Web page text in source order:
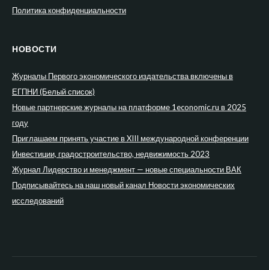
Политика конфиденциальности
НОВОСТИ
Журналы Первого экономического издательства включены в
ЕГПНИ (Белый список)
Новые партнерские журналы на платформе 1economic.ru в 2025
году
Приглашаем принять участие в XIII международной конференции
Инвестиции, градостроительство, недвижимость 2023
Журнал Лидерство и менеджмент — новые специальности ВАК
Подписывайтесь на наш новый канал Новости экономических
исследований